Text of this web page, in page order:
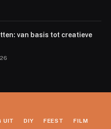
van basis tot creatieve
UIT DIY FEEST FILM